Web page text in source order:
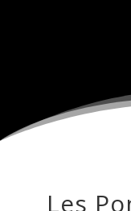
Les